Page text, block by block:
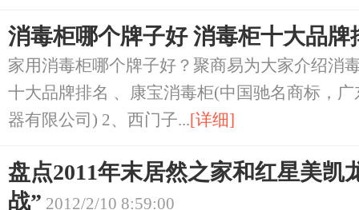
消毒柜哪个牌子好 消毒柜十大品牌
家用消毒柜哪个牌子好？聚商易为大家介绍消
十大品牌排名 、康宝消毒柜(中国驰名商标，
器有限公司) 2、西门子...[详细]
盘点2011年末居然之家和红星美凯
战” 2012/2/10 8:59:00